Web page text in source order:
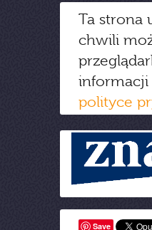
Ta strona
chwili
informacji
polityce
Save